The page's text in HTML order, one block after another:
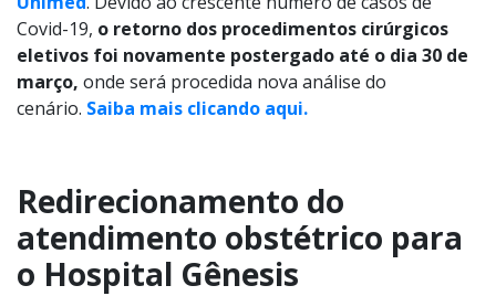
Covid-19, o retorno dos procedimentos cirúrgicos
eletivos foi novamente postergado até o dia 30 de
março, onde será procedida nova análise do
cenário. Saiba mais clicando aqui.
Redirecionamento do
atendimento obstétrico para
o Hospital Gênesis